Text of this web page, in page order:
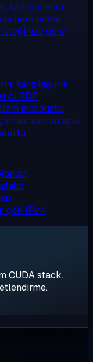
tam yönetici
bare metal
isteğinize göre
karşılaştırın
RDP
masaüstü
her zaman açık
çok IPv4
CUDA stack.